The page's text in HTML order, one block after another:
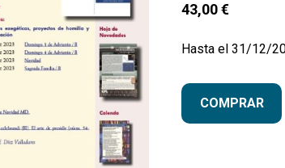
43,00€
Hasta el 31/12/
COMPRAR